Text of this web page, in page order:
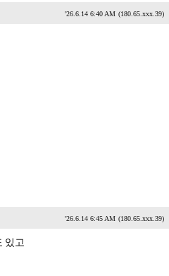
'26.6.14 6:40 AM (180.65.xxx.39)
'26.6.14 6:45 AM (180.65.xxx.39)
있고